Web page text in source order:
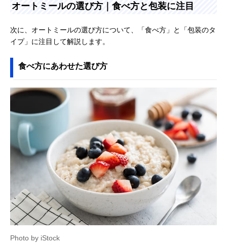
オートミールの選び方｜食べ方と包装に注目
次に、オートミールの選び方について、「食べ方」と「包装のタ
イプ」に注目して解説します。
食べ方にあわせた選び方
Photo by iStock